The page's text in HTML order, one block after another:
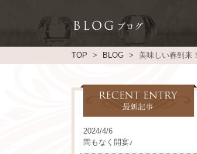
TOP BLOG 美味しい春到来！
2024/4/6
間もなく開宴♪